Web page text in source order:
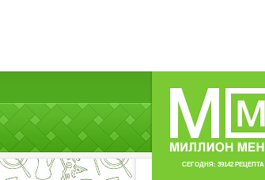
СЕГОДНЯ: 39142 РЕЦЕПТА